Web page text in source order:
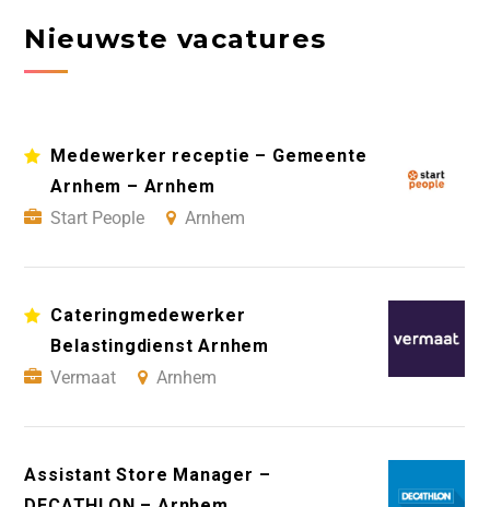
Nieuwste vacatures
Medewerker receptie – Gemeente
Arnhem – Arnhem
Start People
Arnhem
Cateringmedewerker
Belastingdienst Arnhem
Vermaat
Arnhem
Assistant Store Manager –